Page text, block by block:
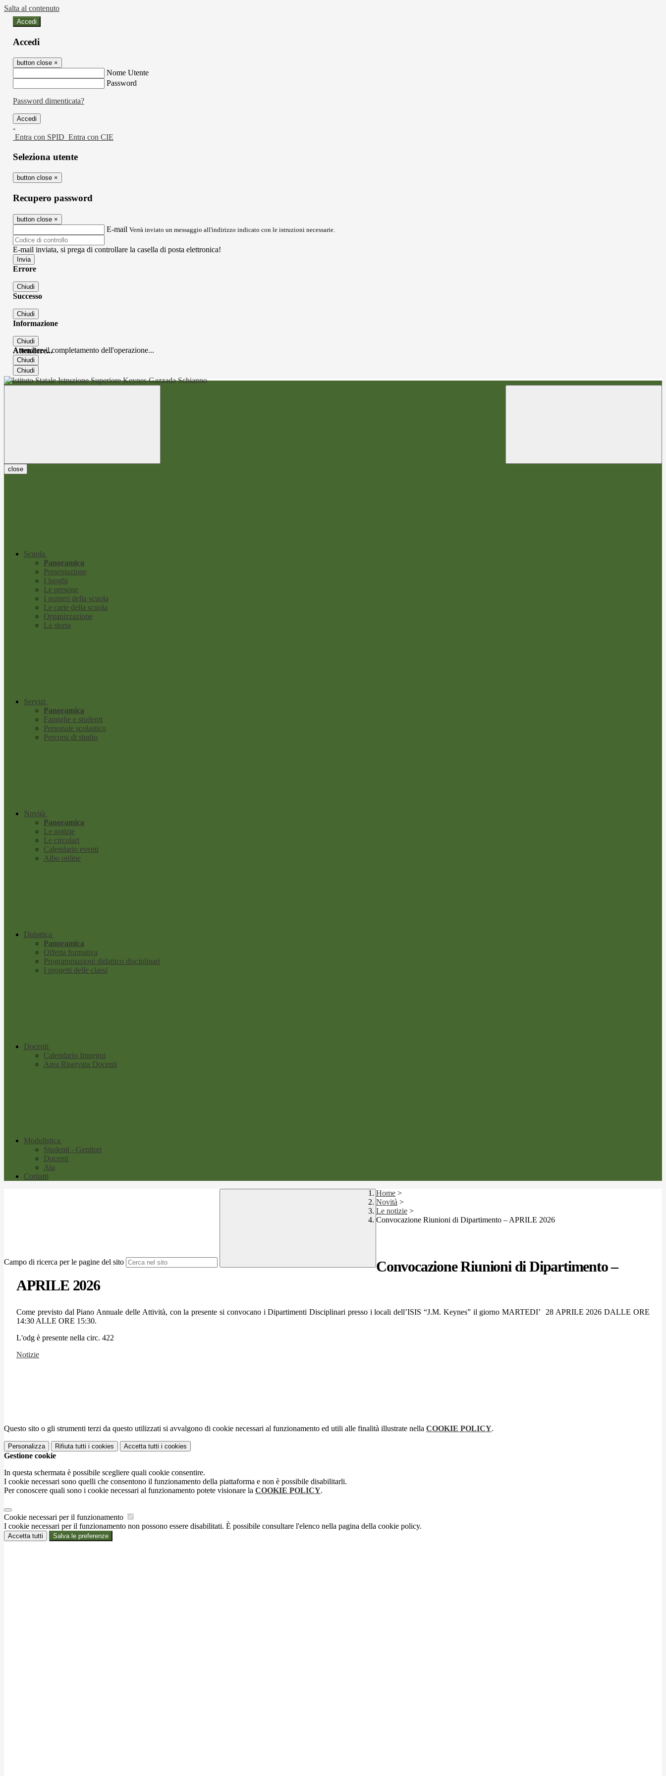
Salta al contenuto
Accedi
Accedi
button close ×
Nome Utente
Password
Password dimenticata?
-
Entra con SPID Entra con CIE
Seleziona utente
button close ×
Recupero password
button close ×
E-mail Verrà inviato un messaggio all'indirizzo indicato con le istruzioni necessarie.
E-mail inviata, si prega di controllare la casella di posta elettronica!
Errore
Chiudi
Successo
Chiudi
Informazione
Chiudi
Attendere...
Attendere il completamento dell'operazione...
Chiudi
Chiudi
close
Scuola
Panoramica
Presentazione
I luoghi
Le persone
I numeri della scuola
Le carte della scuola
Organizzazione
La storia
Servizi
Panoramica
Famiglie e studenti
Personale scolastico
Percorsi di studio
Novità
Panoramica
Le notizie
Le circolari
Calendario eventi
Albo online
Didattica
Panoramica
Offerta formativa
Programmazioni didattico disciplinari
I progetti delle classi
Docenti
Calendario Impegni
Area Riservata Docenti
Modulistica
Studenti - Genitori
Docenti
Ata
Contatti
Campo di ricerca per le pagine del sito
Home >
Novità >
Le notizie >
Convocazione Riunioni di Dipartimento – APRILE 2026
Convocazione Riunioni di Dipartimento –
APRILE 2026
Come previsto dal Piano Annuale delle Attività, con la presente si convocano i Dipartimenti Disciplinari presso i locali dell’ISIS “J.M. Keynes” il giorno MARTEDI’ 28 APRILE 2026 DALLE ORE
14:30 ALLE ORE 15:30.
L'odg è presente nella circ. 422
Notizie
Questo sito o gli strumenti terzi da questo utilizzati si avvalgono di cookie necessari al funzionamento ed utili alle finalità illustrate nella COOKIE POLICY.
Personalizza Rifiuta tutti i cookies Accetta tutti i cookies
Gestione cookie
In questa schermata è possibile scegliere quali cookie consentire.
I cookie necessari sono quelli che consentono il funzionamento della piattaforma e non è possibile disabilitarli.
Per conoscere quali sono i cookie necessari al funzionamento potete visionare la COOKIE POLICY.
Cookie necessari per il funzionamento
I cookie necessari per il funzionamento non possono essere disabilitati. È possibile consultare l'elenco nella pagina della cookie policy.
Accetta tutti Salva le preferenze